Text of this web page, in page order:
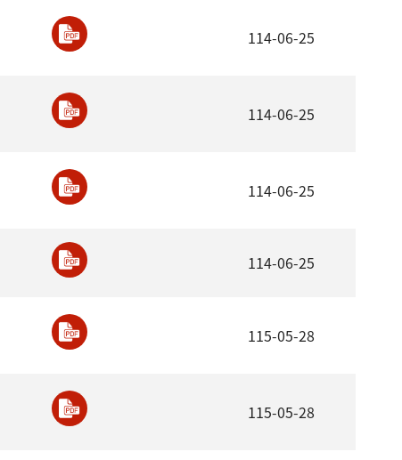
114-06-25
114-06-25
114-06-25
114-06-25
115-05-28
115-05-28